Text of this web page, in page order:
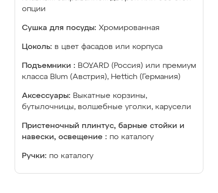
опции
Сушка для посуды: Хромированная
Цоколь: в цвет фасадов или корпуса
Подъемники : BOYARD (Россия) или премиум
класса Blum (Австрия), Hettich (Германия)
Аксессуары: Выкатные корзины,
бутылочницы, волшебные уголки, карусели
Пристеночный плинтус, барные стойки и
навески, освещение : по каталогу
Ручки: по каталогу